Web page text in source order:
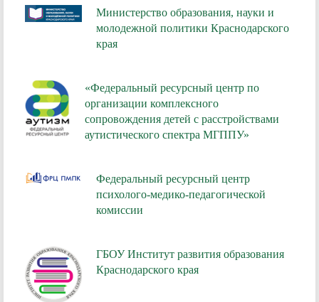
Министерство образования, науки и
молодежной политики Краснодарского
края
«Федеральный ресурсный центр по
организации комплексного
сопровождения детей с расстройствами
аутистического спектра МГППУ»
Федеральный ресурсный центр
психолого-медико-педагогической
комиссии
ГБОУ Институт развития образования
Краснодарского края